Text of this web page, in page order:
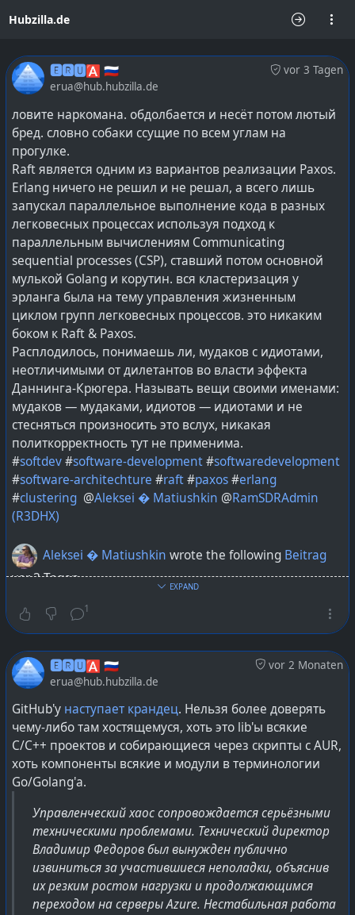
Hubzilla.de
vor 3 Tagen
🅴🆁🆄🅰 🇷🇺
erua@hub.hubzilla.de
ловите наркомана. обдолбается и несёт потом лютый
бред. словно собаки ссущие по всем углам на
прогулке.
Raft является одним из вариантов реализации Paxos.
Erlang ничего не решил и не решал, а всего лишь
запускал параллельное выполнение кода в разных
легковесных процессах используя подход к
параллельным вычислениям Communicating
sequential processes (CSP), ставший потом основной
мулькой Golang и корутин. вся кластеризация у
эрланга была на тему управления жизненным
циклом групп легковесных процессов. это никаким
боком к Raft & Paxos.
Расплодилось, понимаешь ли, мудаков с идиотами,
неотличимыми от дилетантов во власти эффекта
Даннинга-Крюгера. Называть вещи своими именами:
мудаков — мудаками, идиотов — идиотами и не
стесняться произносить это вслух, никакая
политкорректность тут не применима.
#softdev#software-development#softwaredevelopment
#software-architechture #raft#paxos#erlang
#clustering @Aleksei � Matiushkin @RamSDRAdmin
(R3DHX)
Aleksei � Matiushkin wrote the following Beitrag
vor 3 Tagen
@mstadmin
эрланг эту задачу решил 40 лет назад, с
тех пор выдумали рафт и даже паксос тут худо-
бедно подойдет.
Иллюзия, что в «нормальной» сети не нужно ждать
сплит-брейна — хороша для детсада.
EXPAND
1
vor 2 Monaten
🅴🆁🆄🅰 🇷🇺
erua@hub.hubzilla.de
GitHub'у наступает крандец. Нельзя более доверять
чему-либо там хостящемуся, хоть это lib'ы всякие
C/C++ проектов и собирающиеся через скрипты с AUR,
хоть компоненты всякие и модули в терминологии
Go/Golang'а.
Управленческий хаос сопровождается серьёзными
техническими проблемами. Технический директор
Владимир Федоров был вынужден публично
извиниться за участившиеся неполадки, объяснив
их резким ростом нагрузки и продолжающимся
переходом на серверы Azure. Нестабильная работа